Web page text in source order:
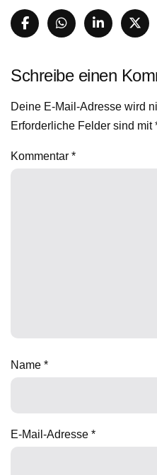
Schreibe einen
Deine E-Mail-Adresse wird
Erforderliche Felder sind mit
Kommentar *
Name *
E-Mail-Adresse *